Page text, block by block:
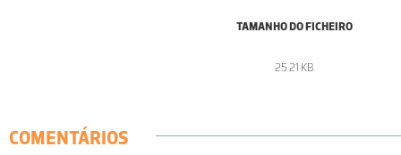
TAMANHO DO FICHEIRO
25.21 KB
COMENTÁRIOS